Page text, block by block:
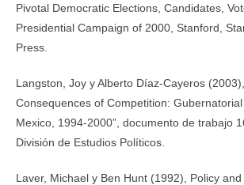
Pivotal Democratic Elections, Candidates,
Presidential Campaign of 2000, Stanford,
Press.
Langston, Joy y Alberto Díaz-Cayeros
Consequences of Competition:
Mexico, 1994-2000”, documento de trabajo
División de Estudios Políticos.
Laver, Michael y Ben Hunt (1992), Policy and